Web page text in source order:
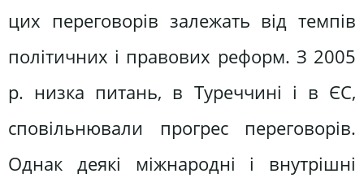
цих переговорів залежать від темпів
політичних і правових реформ. З 2005
р. низка питань, в Туреччині і в ЄС,
сповільнювали прогрес переговорів.
Однак деякі міжнародні і внутрішні